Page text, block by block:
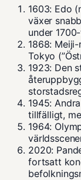
1603: Edo
växer
under
1868:
Tokyo
1923: Den
1945:
tillfälligt,
1964:
2020:
fortsatt